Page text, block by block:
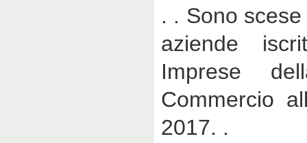
. . Sono
aziende
Imprese
Commercio
2017. .